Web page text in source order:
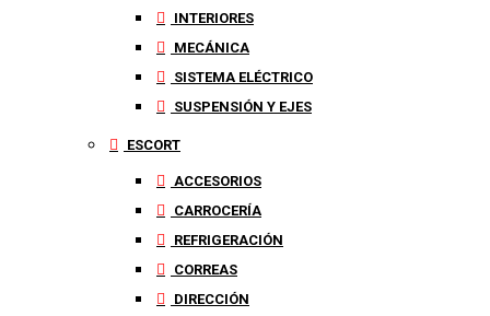
INTERIORES
MECÁNICA
SISTEMA ELÉCTRICO
SUSPENSIÓN Y EJES
ESCORT
ACCESORIOS
CARROCERÍA
REFRIGERACIÓN
CORREAS
DIRECCIÓN